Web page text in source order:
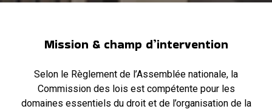
Mission & champ d’intervention
Selon le Règlement de l’Assemblée nationale, la
Commission des lois est compétente pour les
domaines essentiels du droit et de l’organisation de la